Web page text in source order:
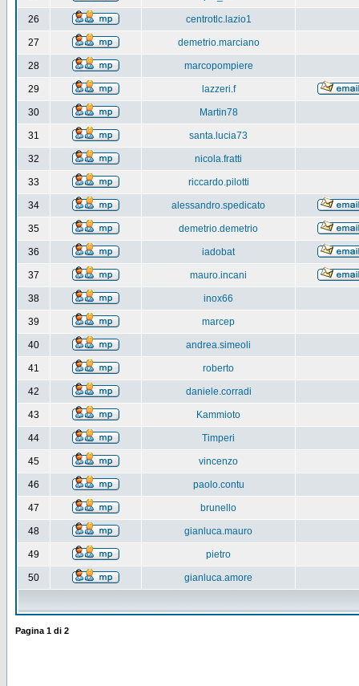
26 centrotlc.lazio1
27 demetrio.marciano
28 marcopompiere
29 lazzeri.f
30 Martin78
31 santa.lucia73
32 nicola.fratti
33 riccardo.pilotti
34 alessandro.spedicato
35 demetrio.demetrio
36 iadobat
37 mauro.incani
38 inox66
39 marcep
40 andrea.simeoli
41 roberto
42 daniele.corradi
43 Kammioto
44 Timperi
45 vincenzo
46 paolo.contu
47 brunello
48 gianluca.mauro
49 pietro
50 gianluca.amore
Pagina 1 di 2